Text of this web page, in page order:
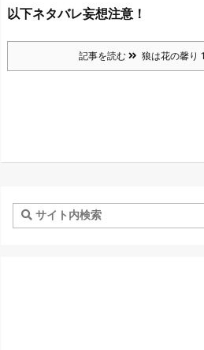
以下ネタバレ妄想注意！
記事を読む 狼は花の馨り